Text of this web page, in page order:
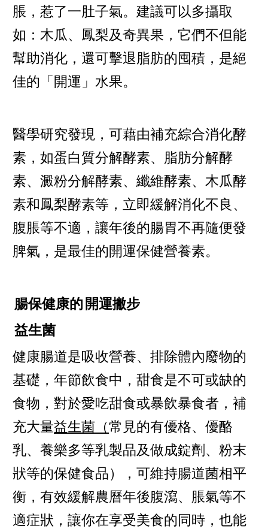
脹，惹了一肚子氣。建議可以多攝取
如：木瓜、鳳梨及奇異果，它們不但能
幫助消化，還可擊退脂肪的囤積，是絕
佳的「開運」水果。
醫學研究發現，可藉由補充綜合消化酵
素，如蛋白質分解酵素、脂肪分解酵
素、澱粉分解酵素、纖維酵素、木瓜酵
素和鳳梨酵素等，立即緩解消化不良、
腹脹等不適，讓年後的腸胃不再隨便發
脾氣，是最佳的開運保健營養素。
腸保健康的 開運撇步
益生菌
健康腸道是吸收營養、排除體內廢物的
基礎，年節飲食中，甜食是不可或缺的
食物，對於愛吃甜食或暴飲暴食者，補
充大量益生菌（常見的有優格、優酪
乳、養樂多等乳製品及做成錠劑、粉末
狀等的保健食品），可維持腸道菌相平
衡，有效緩解農曆年後腹瀉、脹氣等不
適症狀，讓你在享受美食的同時，也能